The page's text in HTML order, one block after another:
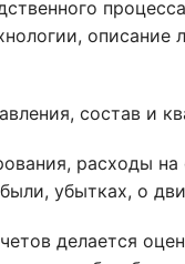
описание
состав и
расходы
убытках, о
делается